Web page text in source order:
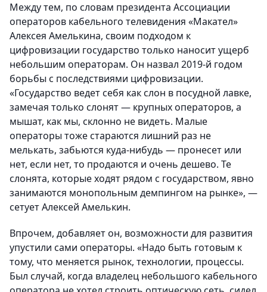
Между тем, по словам президента Ассоциации
операторов кабельного телевидения «Макател»
Алексея Амелькина, своим подходом к
цифровизации государство только наносит ущерб
небольшим операторам. Он назвал 2019-й годом
борьбы с последствиями цифровизации.
«Государство ведет себя как слон в посудной лавке,
замечая только слонят — крупных операторов, а
мышат, как мы, склонно не видеть. Малые
операторы тоже стараются лишний раз не
мелькать, забьются куда-нибудь — пронесет или
нет, если нет, то продаются и очень дешево. Те
слонята, которые ходят рядом с государством, явно
занимаются монопольным демпингом на рынке», —
сетует Алексей Амелькин.
Впрочем, добавляет он, возможности для развития
упустили сами операторы. «Надо быть готовым к
тому, что меняется рынок, технологии, процессы.
Был случай, когда владелец небольшого кабельного